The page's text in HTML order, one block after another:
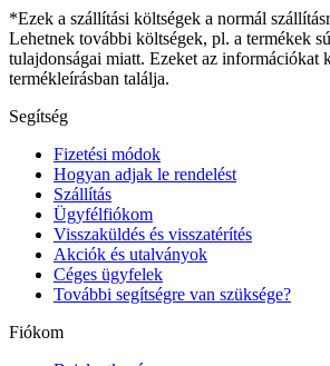
*Ezek a szállítási költségek a normál
Lehetnek további költségek, pl. a termékek
tulajdonságai miatt. Ezeket az információkat
termékleírásban találja.
Segítség
Fizetési módok
Hogyan adjak le rendelést
Szállítás
Ügyfélfiókom
Visszaküldés és visszatérítés
Akciók és utalványok
Céges ügyfelek
További segítségre van szüksége?
Fiókom